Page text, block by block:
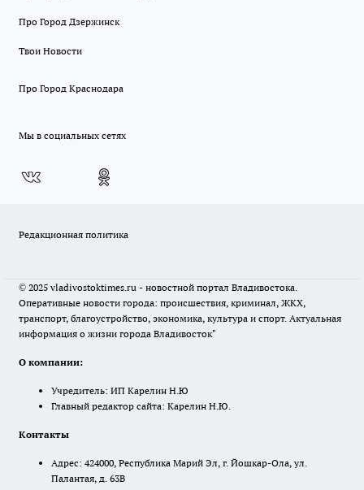
Про Город Дзержинск
Твои Новости
Про Город Краснодара
Мы в социальных сетях
Редакционная политика
© 2025 vladivostoktimes.ru - новостной портал Владивостока.
Оперативные новости города: происшествия, криминал, ЖКХ,
транспорт, благоустройство, экономика, культура и спорт. Актуальная
информация о жизни города Владивосток"
О компании:
Учредитель: ИП Карелин Н.Ю
Главный редактор сайта: Карелин Н.Ю.
Контакты
Адрес: 424000, Республика Марий Эл, г. Йошкар-Ола, ул.
Палантая, д. 63В